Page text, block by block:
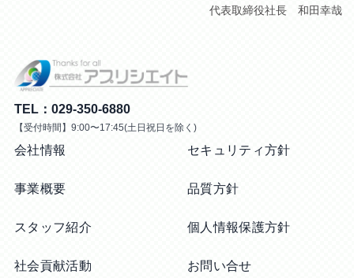
代表取締役社長 和田幸哉
TEL：029-350-6880
【受付時間】9:00〜17:45(土日祝日を除く)
会社情報
事業概要
スタッフ紹介
社会貢献活動
セキュリティ方針
品質方針
個人情報保護方針
お問い合せ